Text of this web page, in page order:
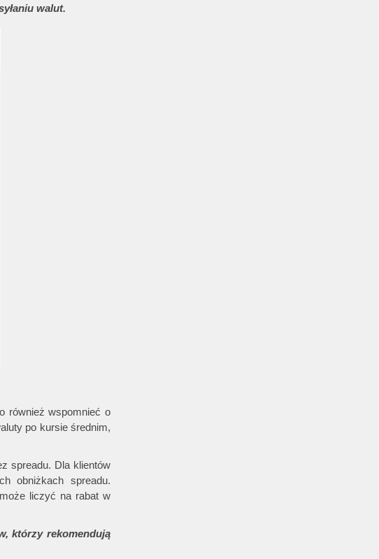
walut.
również wspomnieć o
po kursie średnim,
spreadu. Dla klientów
obniżkach spreadu.
liczyć na rabat w
którzy rekomendują